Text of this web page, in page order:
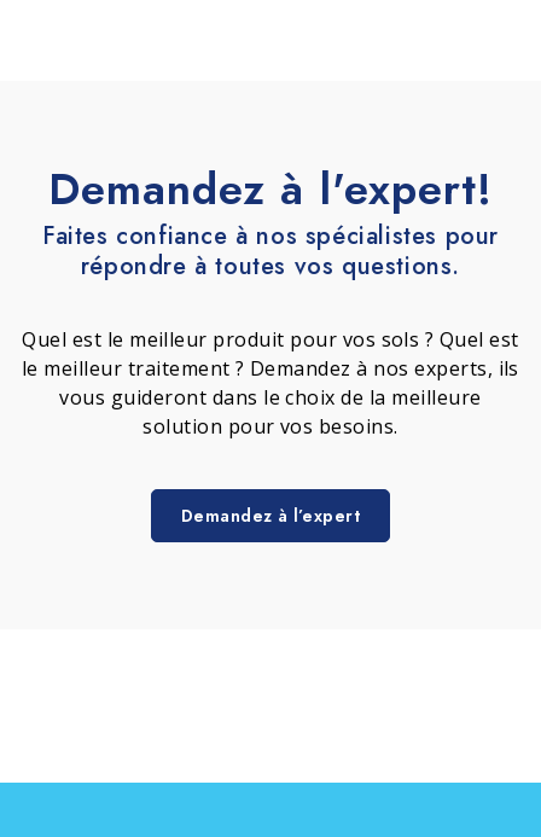
Demandez à l'expert!
Faites confiance à nos spécialistes pour
répondre à toutes vos questions.
Quel est le meilleur produit pour vos sols ? Quel est
le meilleur traitement ? Demandez à nos experts, ils
vous guideront dans le choix de la meilleure
solution pour vos besoins.
Demandez à l’expert